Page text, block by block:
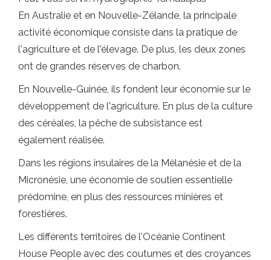
En Australie et en Nouvelle-Zélande, la principale
activité économique consiste dans la pratique de
l'agriculture et de l'élevage. De plus, les deux zones
ont de grandes réserves de charbon.
En Nouvelle-Guinée, ils fondent leur économie sur le
développement de l'agriculture. En plus de la culture
des céréales, la pêche de subsistance est
également réalisée.
Dans les régions insulaires de la Mélanésie et de la
Micronésie, une économie de soutien essentielle
prédomine, en plus des ressources minières et
forestières.
Les différents territoires de l'Océanie Continent
House People avec des coutumes et des croyances